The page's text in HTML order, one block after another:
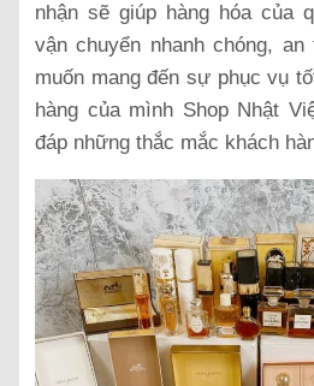
nhận sẽ giúp hàng hóa của
vận chuyển nhanh chóng,
muốn mang đến sự phục vụ
hàng của mình Shop Nhật
đáp những thắc mắc khách